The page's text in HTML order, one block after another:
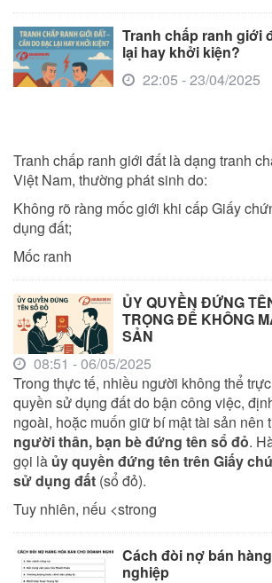
Tranh chấp ranh giới
lại hay khởi kiện?
22:05 - 23/04/2025
Tranh chấp ranh giới đất là dạng tranh
Việt Nam, thường phát sinh do:
Không rõ ràng mốc giới khi cấp Giấy
dụng đất;
Mốc ranh
ỦY QUYỀN ĐỨNG
TRỌNG ĐỂ KHÔNG
SẢN
08:51 - 06/05/2025
Trong thực tế, nhiều người không thể
quyền sử dụng đất do bận công việc,
ngoài, hoặc muốn giữ bí mật tài sản nên
người thân, bạn bè đứng tên sổ đỏ.
gọi là ủy quyền đứng tên trên Giấy
sử dụng đất (sổ đỏ).
Tuy nhiên, nếu <strong
Cách đòi nợ bán
nghiệp